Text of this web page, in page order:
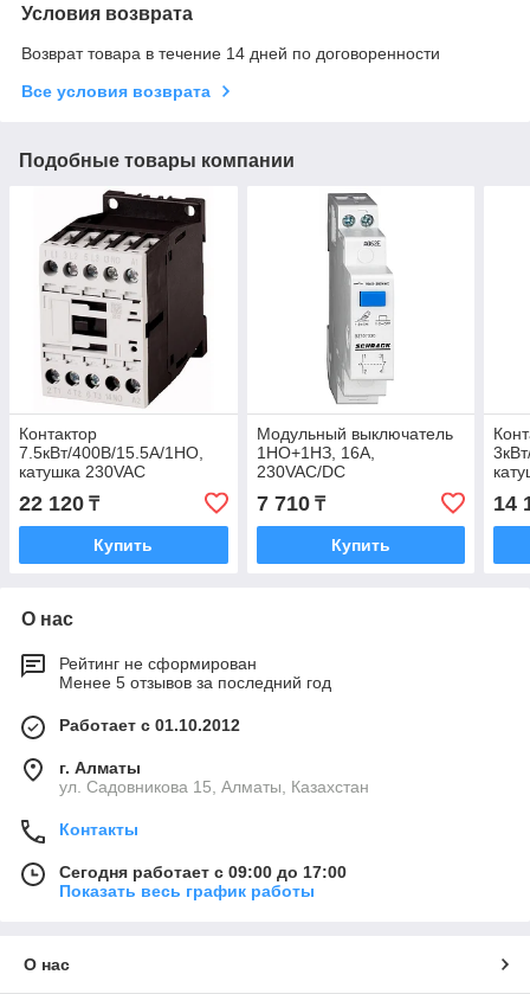
Условия возврата
Возврат товара в течение 14 дней по договоренности
Все условия возврата
Подобные товары компании
Контактор
7.5кВт/400В/15.5А/1НО,
катушка 230VAC
22 120 ₸
Купить
Модульный выключатель
1НО+1НЗ, 16А,
230VAC/DC
7 710₸
Купить
14
О нас
Рейтинг не сформирован
Менее 5 отзывов за последний год
Работает с 01.10.2012
г. Алматы
ул. Садовникова 15, Алматы, Казахстан
Контакты
Сегодня работает с 09:00 до 17:00
Показать весь график работы
О нас